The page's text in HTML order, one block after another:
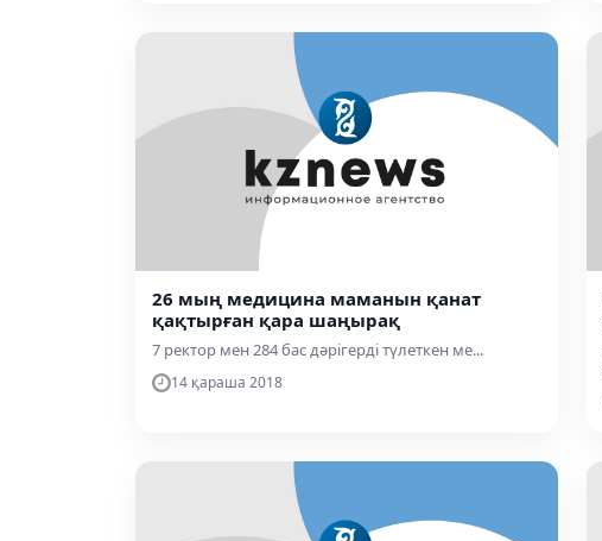
26 мың медицина маманын қанат
қақтырған қара шаңырақ
7 ректор мен 284 бас дәрігерді түлеткен ме...
14 қараша 2018